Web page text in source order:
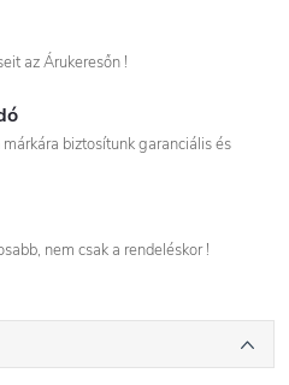
az Árukeresőn !
biztosítunk garanciális és
nem csak a rendeléskor !